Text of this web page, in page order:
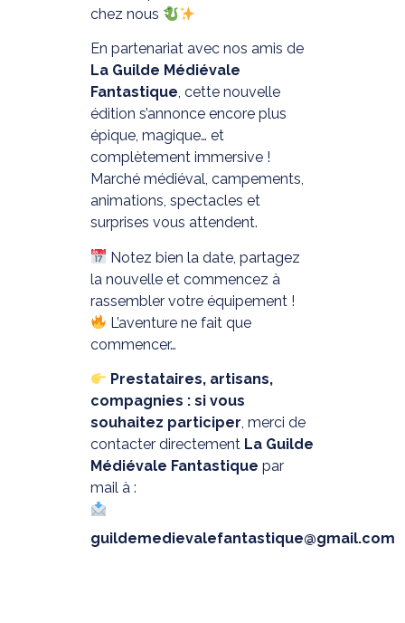
chez nous
En partenariat avec nos amis de
La Guilde Médiévale
Fantastique, cette nouvelle
édition s’annonce encore plus
épique, magique… et
complètement immersive !
Marché médiéval, campements,
animations, spectacles et
surprises vous attendent.
Notez bien la date, partagez
la nouvelle et commencez à
rassembler votre équipement !
L’aventure ne fait que
commencer…
Prestataires, artisans,
compagnies : si vous
souhaitez participer, merci de
contacter directement La Guilde
Médiévale Fantastique par
mail à :
guildemedievalefantastique@gmail.com